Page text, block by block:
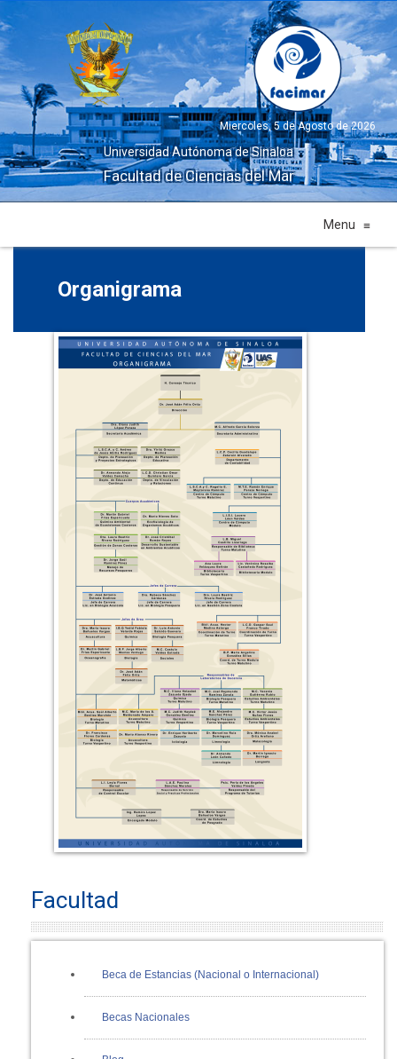
Miercoles, 5 de Agosto de 2026
Universidad Autónoma de Sinaloa
Facultad de Ciencias del Mar
Menu ≡
Organigrama
Facultad
Beca de Estancias (Nacional o Internacional)
Becas Nacionales